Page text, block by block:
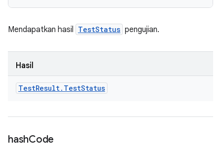
Mendapatkan hasil TestStatus pengujian.
Hasil
TestResult. TestStatus
hashCode